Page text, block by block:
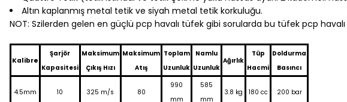
Altın kaplanmış metal tetik ve siyah metal tetik korkuluğu.
NOT: Szilerden gelen en güçlü pcp havalı tüfek gibi sorularda bu tüfek pcp
Kalibre
Şarjör
Kapasitesi
Maksimum
Çıkış Hızı
Maksimum
Atış
Toplam
Uzunluk
Namlu
Uzunluk
Ağırlık
Tüp
Hacmi
Doldurma
Basıncı
4.5mm 10 325 m/s 80
990
mm
585
mm
3.8 kg 180 cc 200 bar